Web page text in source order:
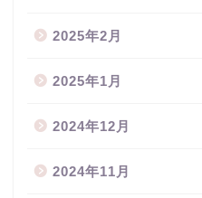
2025年2月
2025年1月
2024年12月
2024年11月